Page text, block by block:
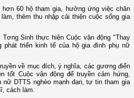
60 hộ tham gia, hưởng ứng việc chăn
thêm thu nhập cải thiện cuộc sống gia
Sinh thực hiện Cuộc vận động "Thay
phát triển kinh tế của hộ gia đình phụ nữ
về mục đích, ý nghĩa, các gương điển
tốt Cuộc vận động để truyền cảm hứng,
nữ DTTS nghèo mạnh dạn, tự tin tham gia
cách làm.